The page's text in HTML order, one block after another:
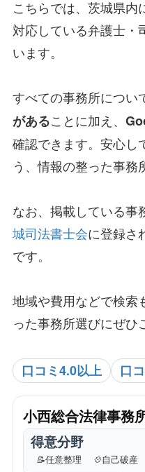
こちらでは、茨城県内
対応している弁護士・
います。
すべての事務所につい
があることに加え、
確認できます。安心し
う、情報の整った事務
なお、掲載している事
城司法書士会に登録さ
です。
地域や費用などで検索
った事務所選びにぜひ
口コミ4.0以上 口
小西総合法律事務
得意分野
📝任意整理 💠自己破産